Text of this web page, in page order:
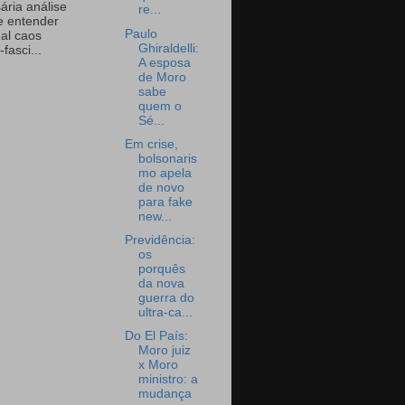
análise
entender
caos
re...
Paulo
Ghiraldelli:
A esposa
de Moro
sabe
quem o
Sé...
Em crise,
bolsonaris
mo apela
de novo
para fake
new...
Previdência:
os
porquês
da nova
guerra do
ultra-ca...
Do El País:
Moro juiz
x Moro
ministro: a
mudança